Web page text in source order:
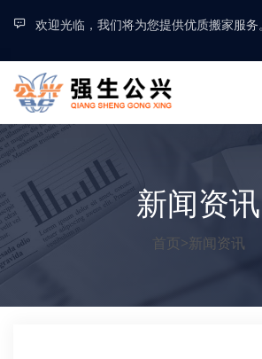
欢迎光临，我们将为您提供优质搬家服务。
新闻资讯
首页>新闻资讯